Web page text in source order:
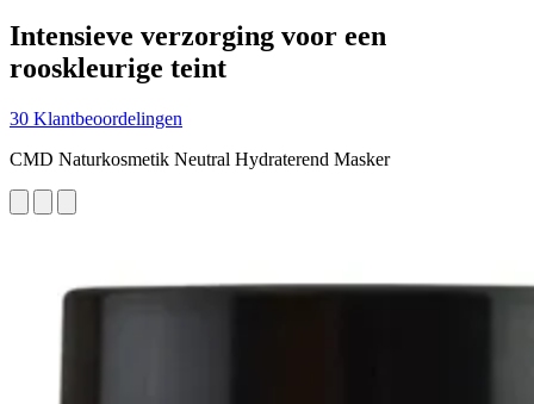
Intensieve verzorging voor een
rooskleurige teint
30 Klantbeoordelingen
CMD Naturkosmetik Neutral Hydraterend Masker